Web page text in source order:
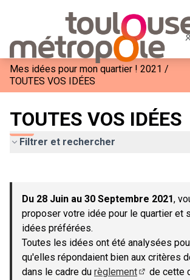
Mes idées pour mon quartier ! 2021 /
TOUTES VOS IDÉES
TOUTES VOS IDÉES
Filtrer et rechercher
−
Du 28 Juin au 30 Septembre 2021,
proposer votre idée pour le quartier et
idées préférées.
Toutes les idées ont été analysées
qu'elles répondaient bien aux critères
dans le cadre du règlement
de cette